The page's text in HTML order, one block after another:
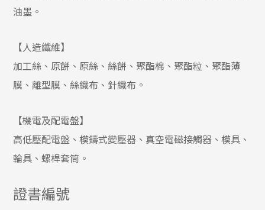
油墨。
【人造纖維】
加工絲、原餅、原絲、絲餅、聚酯棉、聚酯粒、聚酯薄
膜、離型膜、絲織布、針織布。
【機電及配電盤】
高低壓配電盤、模鑄式變壓器、真空電磁接觸器、模具、
輪具、螺桿套筒。
證書編號